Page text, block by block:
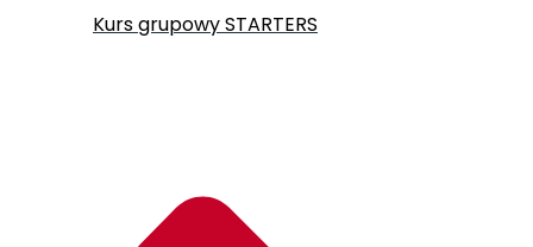
Kurs grupowySTARTERS